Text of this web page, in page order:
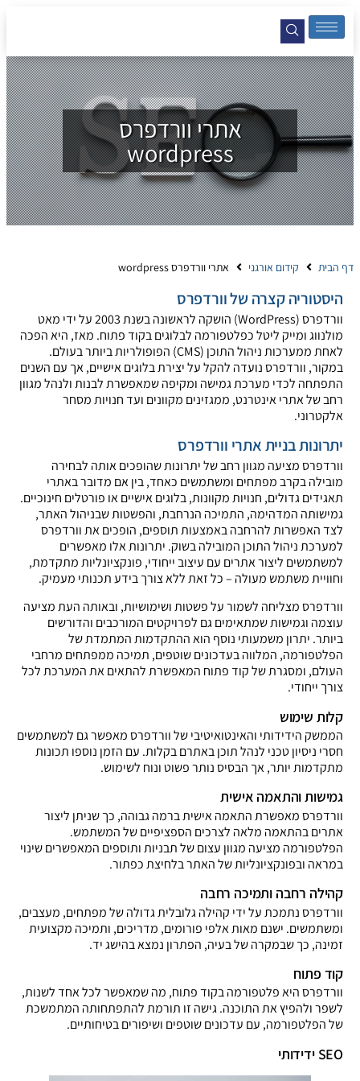
אתרי וורדפרס
wordpress
דף הבית קידום אורגני אתרי וורדפרס wordpress
היסטוריה קצרה של וורדפרס
וורדפרס (WordPress) הושקה לראשונה בשנת 2003 על ידי מאט
מולנווג ומייק ליטל כפלטפורמה לבלוגים בקוד פתוח. מאז, היא הפכה
לאחת ממערכות ניהול התוכן (CMS) הפופולריות ביותר בעולם.
במקור, וורדפרס נועדה להקל על יצירת בלוגים אישיים, אך עם השנים
התפתחה לכדי מערכת גמישה ומקיפה שמאפשרת לבנות ולנהל מגוון
רחב של אתרי אינטרנט, ממגזינים מקוונים ועד חנויות מסחר
אלקטרוני.
יתרונות בניית אתרי וורדפרס
וורדפרס מציעה מגוון רחב של יתרונות שהופכים אותה לבחירה
מובילה בקרב מפתחים ומשתמשים כאחד, בין אם מדובר באתרי
תאגידים גדולים, חנויות מקוונות, בלוגים אישיים או פורטלים חינוכיים.
גמישותה המדהימה, התמיכה הנרחבת, והפשטות שבניהול האתר,
לצד האפשרות להרחבה באמצעות תוספים, הופכים את וורדפרס
למערכת ניהול התוכן המובילה בשוק. יתרונות אלו מאפשרים
למשתמשים ליצור אתרים עם עיצוב ייחודי, פונקציונליות מתקדמת,
וחוויית משתמש מעולה – כל זאת ללא צורך בידע תכנותי מעמיק.
וורדפרס מצליחה לשמור על פשטות ושימושיות, ובאותה העת מציעה
עוצמה וגמישות שמתאימים גם לפרויקטים המורכבים והדורשים
ביותר. יתרון משמעותי נוסף הוא ההתקדמות המתמדת של
הפלטפורמה, המלווה בעדכונים שוטפים, תמיכה ממפתחים מרחבי
העולם, ומסגרת של קוד פתוח המאפשרת להתאים את המערכת לכל
צורך ייחודי.
קלות שימוש
הממשק הידידותי והאינטואיטיבי של וורדפרס מאפשר גם למשתמשים
חסרי ניסיון טכני לנהל תוכן באתרם בקלות. עם הזמן נוספו תכונות
מתקדמות יותר, אך הבסיס נותר פשוט ונוח לשימוש.
גמישות והתאמה אישית
וורדפרס מאפשרת התאמה אישית ברמה גבוהה, כך שניתן ליצור
אתרים בהתאמה מלאה לצרכים הספציפיים של המשתמש.
הפלטפורמה מציעה מגוון עצום של תבניות ותוספים המאפשרים שינוי
במראה ובפונקציונליות של האתר בלחיצת כפתור.
קהילה רחבה ותמיכה רחבה
וורדפרס נתמכת על ידי קהילה גלובלית גדולה של מפתחים, מעצבים,
ומשתמשים. ישנם מאות אלפי פורומים, מדריכים, ותמיכה מקצועית
זמינה, כך שבמקרה של בעיה, הפתרון נמצא בהישג יד.
קוד פתוח
וורדפרס היא פלטפורמה בקוד פתוח, מה שמאפשר לכל אחד לשנות,
לשפר ולהפיץ את התוכנה. גישה זו תורמת להתפתחותה המתמשכת
של הפלטפורמה, עם עדכונים שוטפים ושיפורים בטיחותיים.
SEO ידידותי